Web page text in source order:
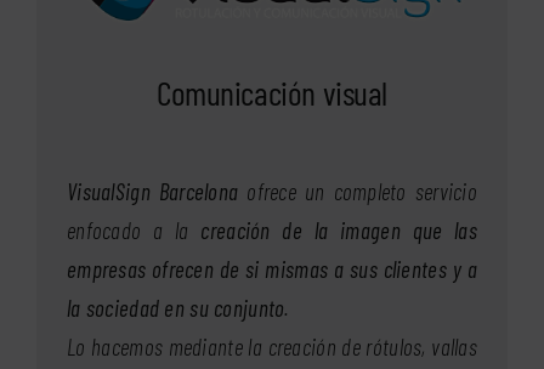
Comunicación visual
VisualSign Barcelona ofrece un completo servicio
enfocado a la creación de la imagen que las
empresas ofrecen de si mismas a sus clientes y a
la sociedad en su conjunto.
Lo hacemos mediante la creación de rótulos, vallas